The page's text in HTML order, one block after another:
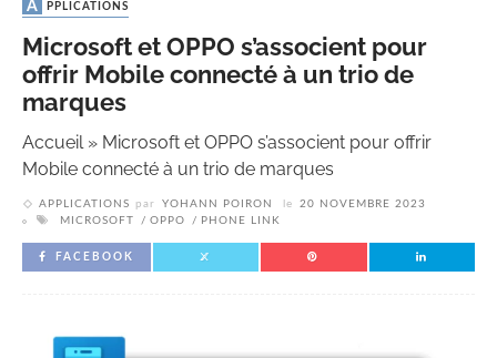
APPLICATIONS
Microsoft et OPPO s’associent pour
offrir Mobile connecté à un trio de
marques
Accueil» Microsoft et OPPO s’associent pour offrir
Mobile connecté à un trio de marques
APPLICATIONS par YOHANN POIRON le
20 NOVEMBRE 2023
MICROSOFT
OPPO PHONE LINK
FACEBOOK